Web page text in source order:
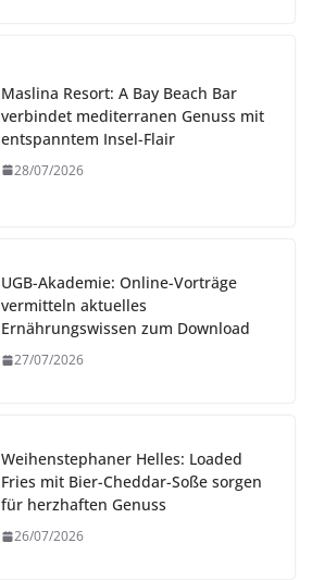
Maslina Resort: A Bay Beach Bar
verbindet mediterranen Genuss mit
entspanntem Insel-Flair
28/07/2026
UGB-Akademie: Online-Vorträge
vermitteln aktuelles
Ernährungswissen zum Download
27/07/2026
Weihenstephaner Helles: Loaded
Fries mit Bier-Cheddar-Soße sorgen
für herzhaften Genuss
26/07/2026